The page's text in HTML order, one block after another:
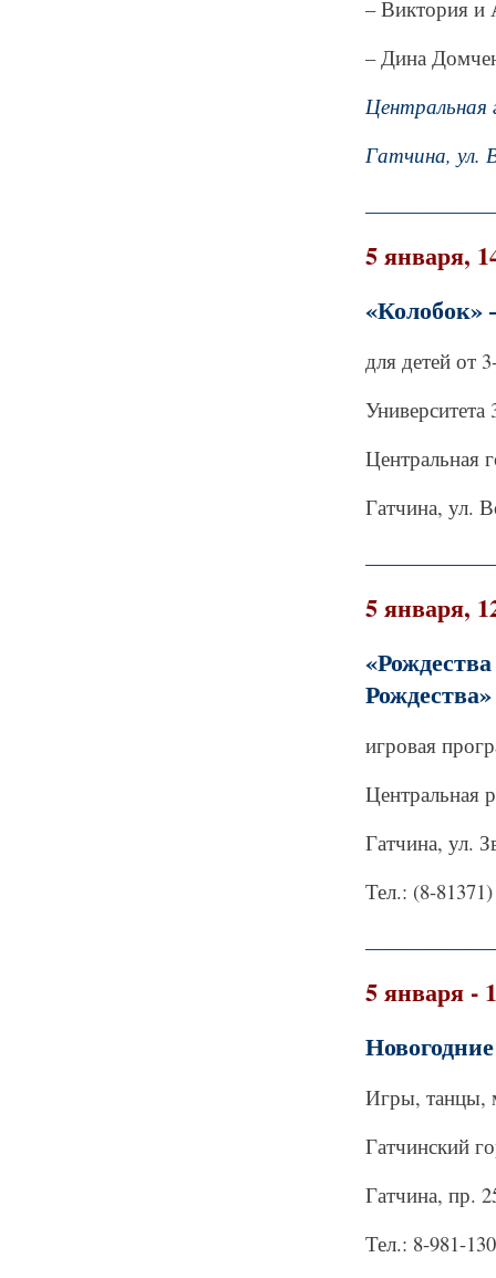
– Виктория и
– Дина
Центральная
Гатчина, ул.
5 января,
«Колобок»
для детей от
Университета
Центральная
Гатчина, ул.
5 января,
Рождества»
игровая
Центральная
Гатчина, ул.
Тел.: (8-
5 января -
Игры, танцы,
Гатчинский
Гатчина, пр.
Тел.: 8-981-